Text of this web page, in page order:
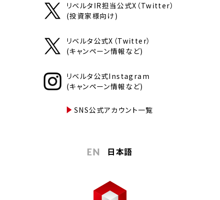
リベルタIR担当公式X（Twitter）
(投資家様向け)
リベルタ公式X（Twitter）
(キャンペーン情報など)
リベルタ公式Instagram
(キャンペーン情報など)
SNS公式アカウント一覧
EN 日本語